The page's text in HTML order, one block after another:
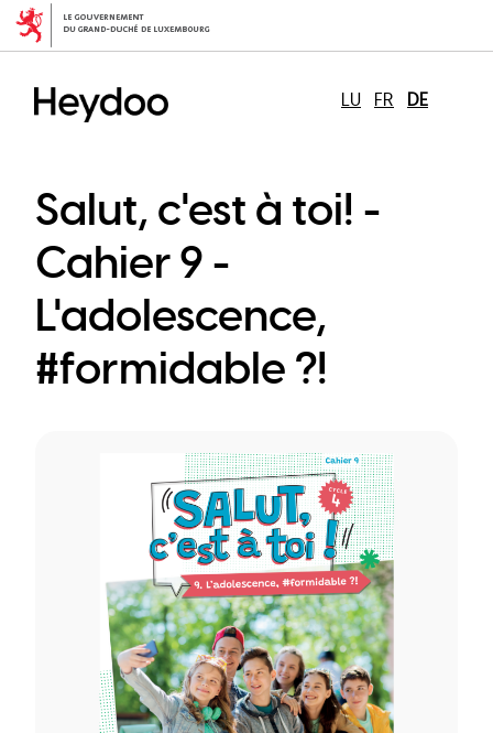
Direkt
zum
LU
FR DE
Salut, c'est à toi! -
Cahier 9 -
L'adolescence,
#formidable ?!